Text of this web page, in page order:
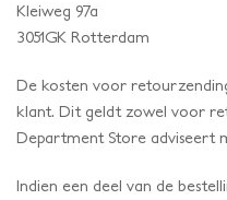
Kleiweg 97a
3051GK Rotterdam
De kosten voor
klant. Dit geldt zowel voor
Department Store adviseert
Indien een deel van de